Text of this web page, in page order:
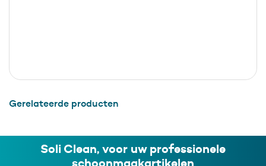
Gerelateerde producten
Soli Clean, voor uw professionele
schoonmaakartikelen